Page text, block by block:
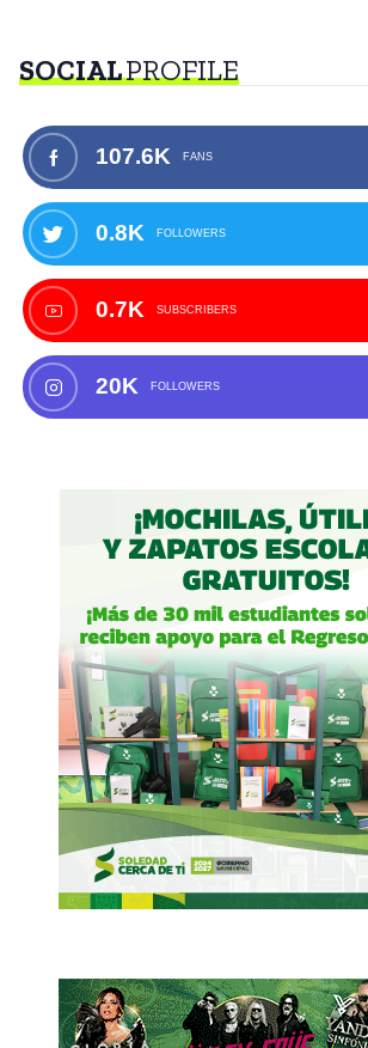
SOCIALPROFILE
107.6K FANS
0.8K FOLLOWERS
0.7K SUBSCRIBERS
20K FOLLOWERS